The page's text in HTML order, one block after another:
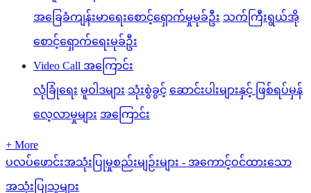
အခြေခံကျန်းမာရေးစောင့်ရှောက်မှုမုခ်ဦး သက်ကြီးရွယ်အို
စောင့်ရှောက်ရေးမုခ်ဦး
Video Call အကြောင်း
လုံခြုံရေး မူဝါဒများ သုံးစွဲခွင့် ဆောင်းပါးများနှင့် ဖြစ်ရပ်မှန်
လေ့လာမှုများ အကြောင်း
+ More
ပလပ်ဖောင်းအသုံးပြုမှုစည်းမျဉ်းများ - အကောင့်ဝင်ထားသော
အသုံးပြုသူများ